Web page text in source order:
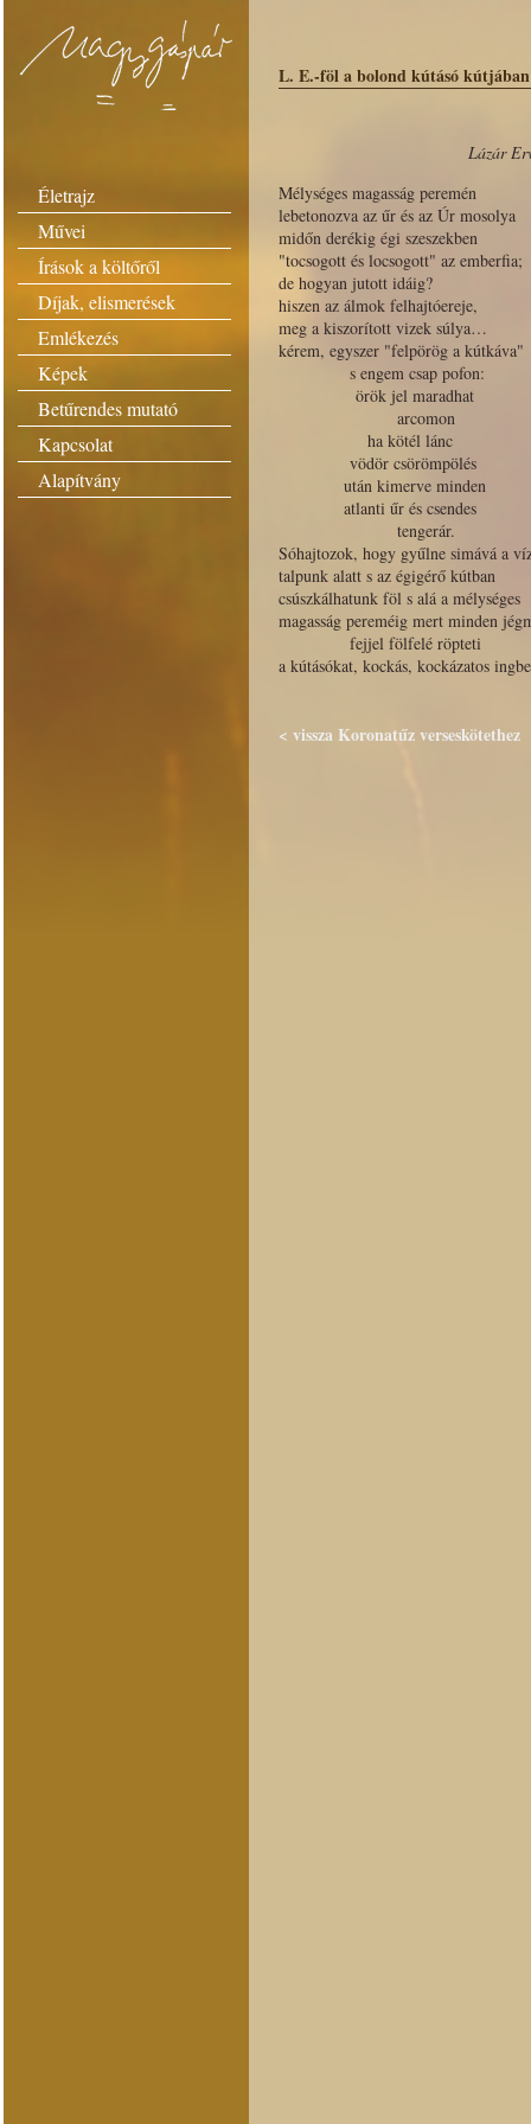
Életrajz
Művei
Írások a költőről
Díjak, elismerések
Emlékezés
Képek
Betűrendes mutató
Kapcsolat
Alapítvány
L. E.-föl a bolond kútásó kútjában
Lázár
Mélységes magasság peremén
lebetonozva az űr és az Úr mosolya
midőn derékig égi szeszekben
"tocsogott és locsogott" az emberfia;
de hogyan jutott idáig?
hiszen az álmok felhajtóereje,
meg a kiszorított vizek súlya…
kérem, egyszer "felpörög a kútkáva"
s engem csap pofon:
örök jel maradhat
arcomon
ha kötél lánc
vödör csörömpölés
után kimerve minden
atlanti űr és csendes
tengerár.
Sóhajtozok, hogy gyűlne simává a
talpunk alatt s az égigérő kútban
csúszkálhatunk föl s alá a mélységes
magasság pereméig mert minden
fejjel fölfelé röpteti
a kútásókat, kockás, kockázatos
< vissza Koronatűz verseskötethez